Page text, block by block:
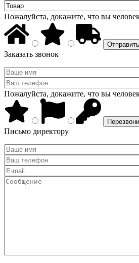
Пожалуйста, докажите, что вы
Заказать звонок
Пожалуйста, докажите, что вы
Письмо директору